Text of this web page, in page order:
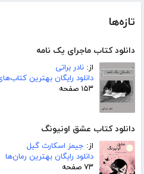
تازه‌ها
دانلود کتاب ماجرای یک نامه
از: نادر براتی
دانلود رایگان بهترین
۱۵۳ صفحه
دانلود کتاب عشق اونیونگ
از: جیمز اسکارث گیل
دانلود رایگان بهترین رمان‌ها
۷۳ صفحه